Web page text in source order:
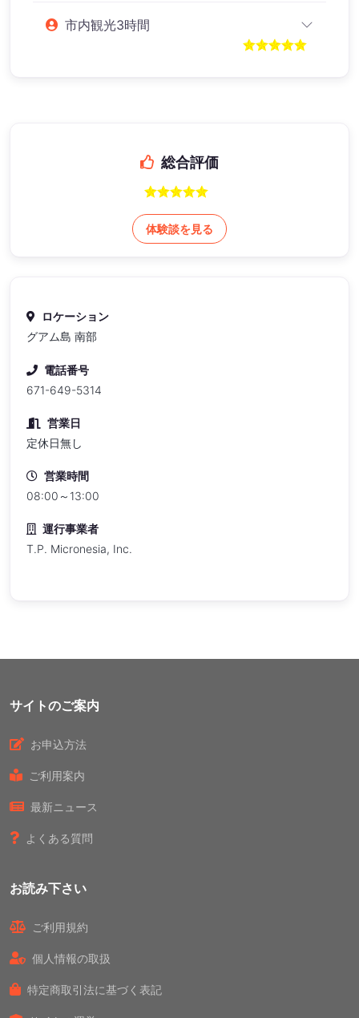
市内観光3時間
総合評価
体験談を見る
ロケーション
グアム島 南部
電話番号
671-649-5314
営業日
定休日無し
営業時間
08:00～13:00
運行事業者
T.P. Micronesia, Inc.
サイトのご案内
お申込方法
ご利用案内
最新ニュース
よくある質問
お読み下さい
ご利用規約
個人情報の取扱
特定商取引法に基づく表記